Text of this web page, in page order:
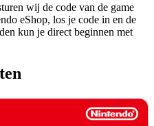
wij de code van de game
eShop, los je code in en de
kun je direct beginnen met